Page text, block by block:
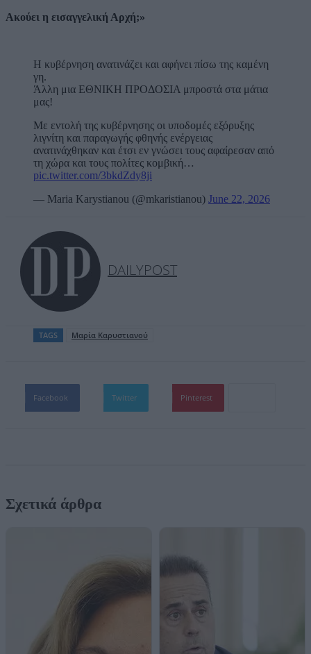
Ακούει η εισαγγελική Αρχή;»
Η κυβέρνηση ανατινάζει και αφήνει πίσω της καμένη
γη.
Άλλη μια ΕΘΝΙΚΗ ΠΡΟΔΟΣΙΑ μπροστά στα μάτια
μας!
Με εντολή της κυβέρνησης οι υποδομές εξόρυξης
λιγνίτη και παραγωγής φθηνής ενέργειας
ανατινάχθηκαν και έτσι εν γνώσει τους αφαίρεσαν από
τη χώρα και τους πολίτες κομβική…
pic.twitter.com/3bkdZdy8ji
— Maria Karystianou (@mkaristianou) June 22, 2026
DAILYPOST
TAGS Μαρία Καρυστιανού
Facebook Twitter Pinterest
Σχετικά άρθρα